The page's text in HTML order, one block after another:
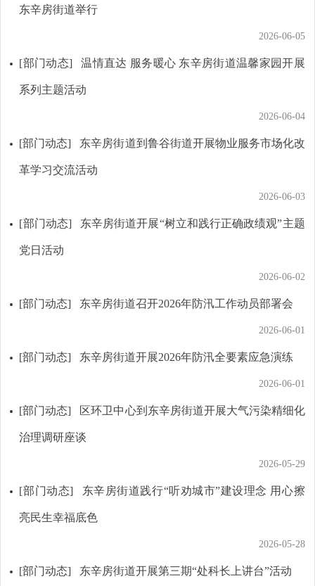
东辛房街道举行
2026-06-05
[部门动态] 温情直达 服务暖心 东辛房街道温馨家园开展
系列主题活动
2026-06-04
[部门动态] 东辛房街道到鲁谷街道开展物业服务市场化改
革学习交流活动
2026-06-03
[部门动态] 东辛房街道开展“树立和践行正确政绩观”主题
党日活动
2026-06-02
[部门动态] 东辛房街道召开2026年防汛工作动员部署会
2026-06-01
[部门动态] 东辛房街道开展2026年防汛全要素应急演练
2026-06-01
[部门动态] 区环卫中心到东辛房街道开展大气污染精细化
治理调研座谈
2026-05-29
[部门动态] 东辛房街道践行“听劝城市”建设理念 用心擦
亮民生幸福底色
2026-05-28
[部门动态] 东辛房街道开展第三期“处科长上讲台”活动